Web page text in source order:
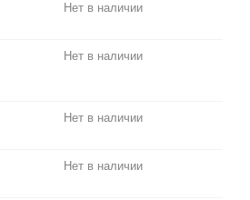
Нет в наличии
Нет в наличии
Нет в наличии
Нет в наличии